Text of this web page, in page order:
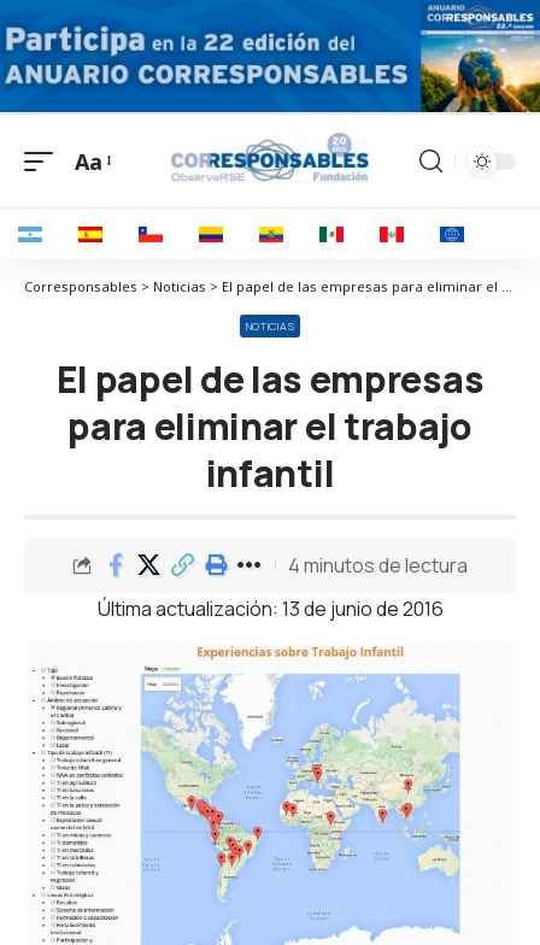
Aa
Corresponsables > Noticias > El papel de las empresas para eliminar el trabajo infantil
NOTICIAS
El papel de las empresas
para eliminar el trabajo
infantil
Última actualización: 13 de junio de 2016
4 minutos de lectura